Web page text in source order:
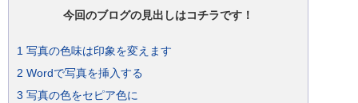
今回のブログの見出しはコチラです！
1 写真の色味は印象を変えます
2 Wordで写真を挿入する
3 写真の色をセピア色に